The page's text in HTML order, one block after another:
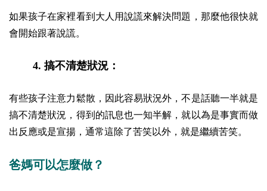
如果孩子在家裡看到大人用說謊來解決問題，那麼他很快就
會開始跟著說謊。
4. 搞不清楚狀況：
有些孩子注意力鬆散，因此容易狀況外，不是話聽一半就是
搞不清楚狀況，得到的訊息也一知半解，就以為是事實而做
出反應或是宣揚，通常這除了苦笑以外，就是繼續苦笑。
爸媽可以怎麼做？